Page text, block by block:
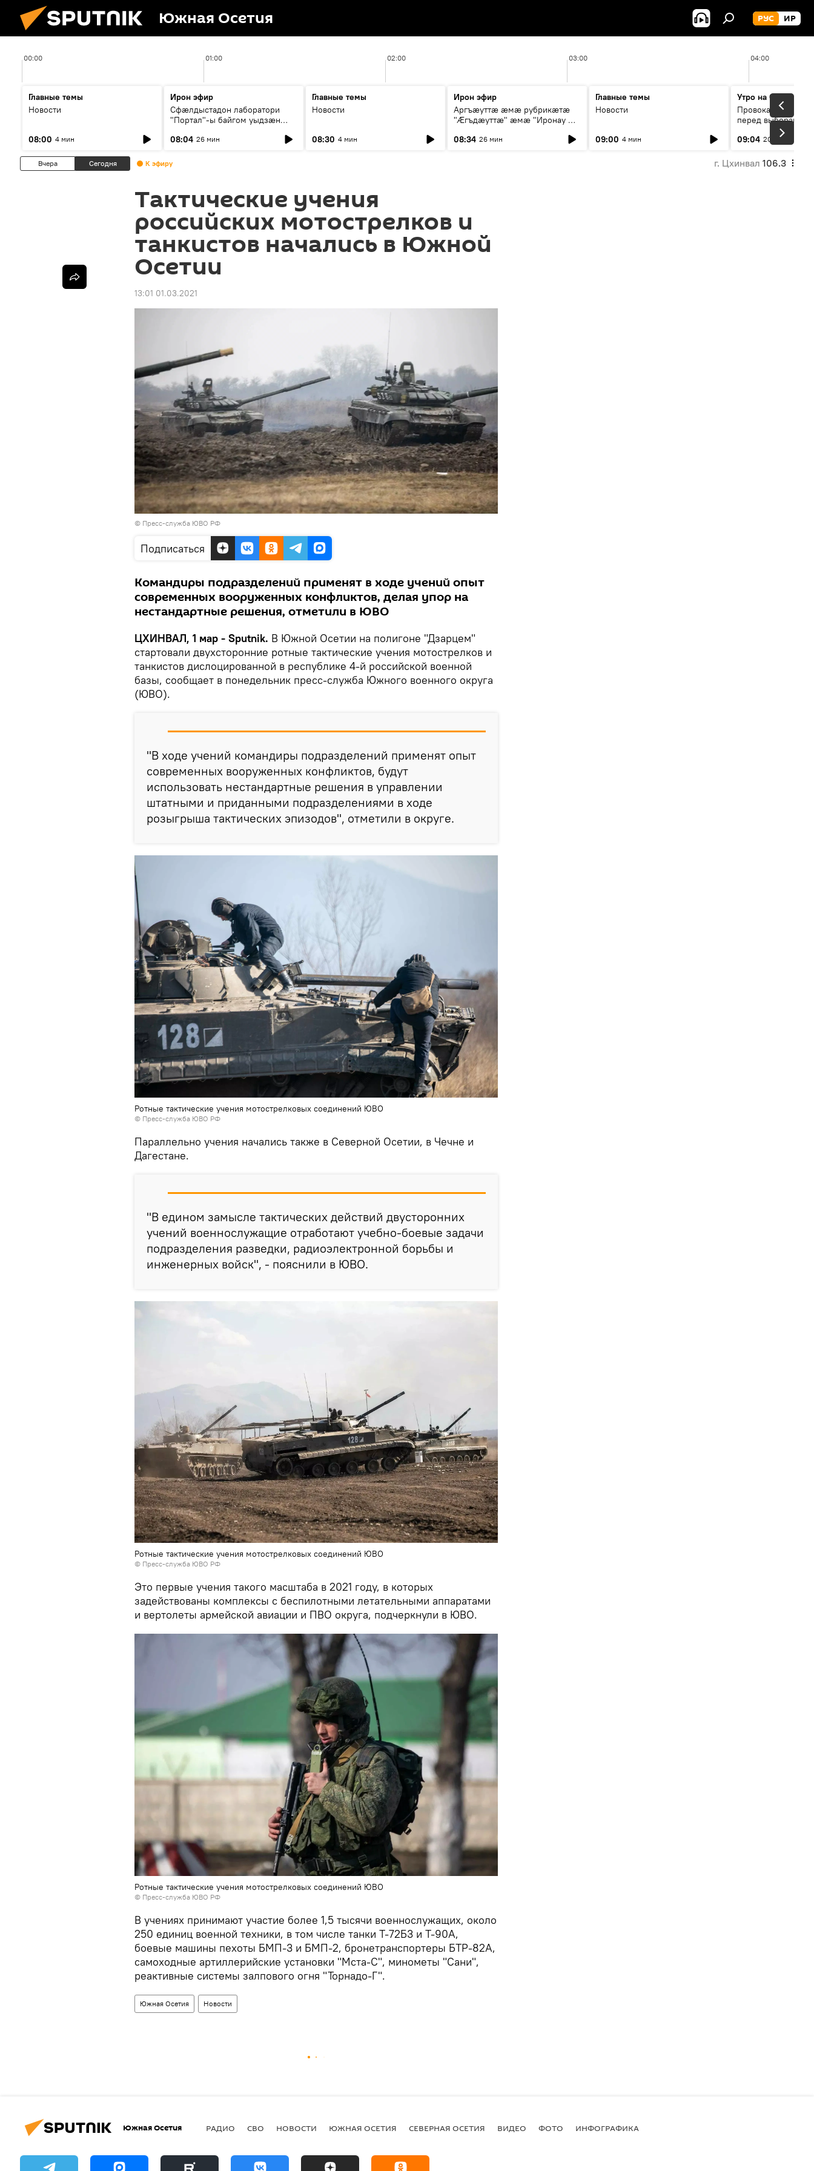
Южная Осетия РУС ИР
00:00 01:00 02:00 03:00 04:00
Главные темы
Новости
08:00 4 мин
Ирон эфир
Сфæлдыстадон лаборатори
"Портал"-ы байгом уыдзæн
Æхсары куыстыты равдыст
08:04 26 мин
Главные темы
Новости
08:30 4 мин
Ирон эфир
Аргъæуттæ æмæ рубрикæтæ
"Æгъдæуттæ" æмæ "Иронау æй
08:34 26 мин
Главные темы
Новости
09:00 4 мин
Утро на Спутнике
Провокации со
перед выборами в
09:04 20 мин
Вчера Сегодня К эфиру г. Цхинвал 106.3
Тактические учения
российских мотострелков и
танкистов начались в Южной
Осетии
13:01 01.03.2021
© Пресс-служба ЮВО РФ
Подписаться
Командиры подразделений применят в ходе учений опыт
современных вооруженных конфликтов, делая упор на
нестандартные решения, отметили в ЮВО
ЦХИНВАЛ, 1 мар - Sputnik. В Южной Осетии на полигоне "Дзарцем"
стартовали двухсторонние ротные тактические учения мотострелков и
танкистов дислоцированной в республике 4-й российской военной
базы, сообщает в понедельник пресс-служба Южного военного округа
(ЮВО).
"В ходе учений командиры подразделений применят опыт
современных вооруженных конфликтов, будут
использовать нестандартные решения в управлении
штатными и приданными подразделениями в ходе
розыгрыша тактических эпизодов", отметили в округе.
Ротные тактические учения мотострелковых соединений ЮВО
© Пресс-служба ЮВО РФ
Параллельно учения начались также в Северной Осетии, в Чечне и
Дагестане.
"В едином замысле тактических действий двусторонних
учений военнослужащие отработают учебно-боевые задачи
подразделения разведки, радиоэлектронной борьбы и
инженерных войск", - пояснили в ЮВО.
Ротные тактические учения мотострелковых соединений ЮВО
© Пресс-служба ЮВО РФ
Это первые учения такого масштаба в 2021 году, в которых
задействованы комплексы с беспилотными летательными аппаратами
и вертолеты армейской авиации и ПВО округа, подчеркнули в ЮВО.
Ротные тактические учения мотострелковых соединений ЮВО
© Пресс-служба ЮВО РФ
В учениях принимают участие более 1,5 тысячи военнослужащих, около
250 единиц военной техники, в том числе танки Т-72Б3 и Т-90А,
боевые машины пехоты БМП-3 и БМП-2, бронетранспортеры БТР-82А,
самоходные артиллерийские установки "Мста-С", минометы "Сани",
реактивные системы залпового огня "Торнадо-Г".
Южная Осетия Новости
Южная Осетия РАДИО СВО НОВОСТИ ЮЖНАЯ ОСЕТИЯ СЕВЕРНАЯ ОСЕТИЯ ВИДЕО ФОТО ИНФОГРАФИКА